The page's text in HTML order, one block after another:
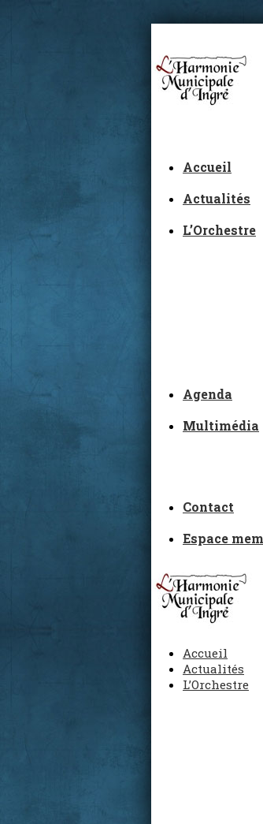
Accueil
Actualités
L’Orchestre
Agenda
Multimédia
Contact
Espace
Accueil
Actualités
L’Orchestre